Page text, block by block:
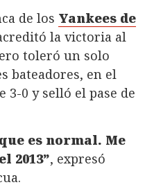
de los Yankees de
la victoria al
toleró un solo
bateadores, en el
3-0 y selló el pase de
es normal. Me
2013”, expresó